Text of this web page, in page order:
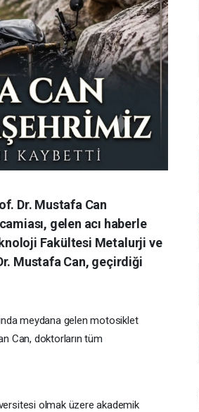
Dr. Mustafa Can
gelen acı haberle
Fakültesi Metalurji ve
Mustafa Can, geçirdiği
meydana gelen motosiklet
Can, doktorların tüm
olmak üzere akademik